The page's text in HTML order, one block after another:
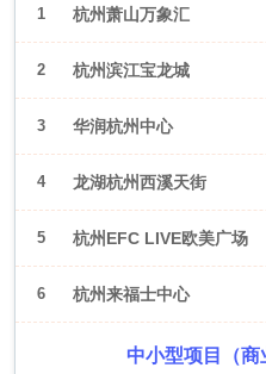
1 杭州萧山万象汇
2 杭州滨江宝龙城
3 华润杭州中心
4 龙湖杭州西溪天街
5 杭州EFC LIVE欧美广场
6 杭州来福士中心
中小型项目（商